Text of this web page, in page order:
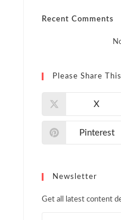
Recent Comments
Please Share This
X
Pinterest
Newsletter
Get all latest content